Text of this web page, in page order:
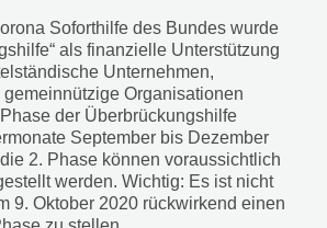
Soforthilfe des Bundes wurde
als finanzielle Unterstützung
Unternehmen,
Organisationen
der Überbrückungshilfe
September bis Dezember
2. Phase können voraussichtlich
werden. Wichtig: Es ist nicht
9. Oktober 2020 rückwirkend einen